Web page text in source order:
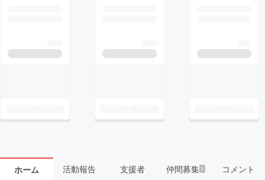
ホーム 活動報告 支援者 仲間募集 1 コメント